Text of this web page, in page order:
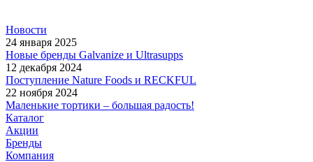
Новости
24 января 2025
Новые бренды Galvanize и Ultrasupps
12 декабря 2024
Поступление Nature Foods и RECKFUL
22 ноября 2024
Маленькие тортики – большая радость!
Каталог
Акции
Бренды
Компания